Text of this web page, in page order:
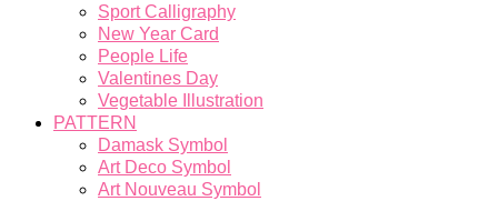
Sport Calligraphy
New Year Card
People Life
Valentines Day
Vegetable Illustration
PATTERN
Damask Symbol
Art Deco Symbol
Art Nouveau Symbol